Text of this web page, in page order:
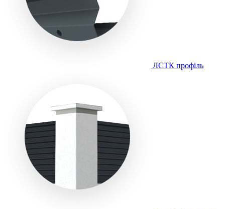
ЛСТК профіль